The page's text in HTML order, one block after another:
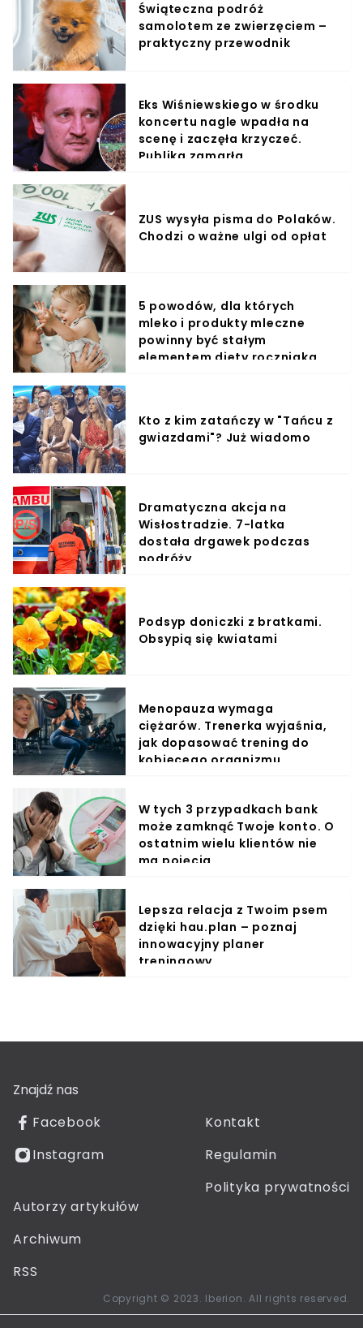
Świąteczna podróż
samolotem ze zwierzęciem –
praktyczny przewodnik
Eks Wiśniewskiego w środku
koncertu nagle wpadła na
scenę i zaczęła krzyczeć.
Publika zamarła
ZUS wysyła pisma do Polaków.
Chodzi o ważne ulgi od opłat
5 powodów, dla których
mleko i produkty mleczne
powinny być stałym
elementem diety roczniaka
Kto z kim zatańczy w "Tańcu z
gwiazdami"? Już wiadomo
Dramatyczna akcja na
Wisłostradzie. 7-latka
dostała drgawek podczas
podróży
Podsyp doniczki z bratkami.
Obsypią się kwiatami
Menopauza wymaga
ciężarów. Trenerka wyjaśnia,
jak dopasować trening do
kobiecego organizmu
W tych 3 przypadkach bank
może zamknąć Twoje konto. O
ostatnim wielu klientów nie
ma pojęcia
Lepsza relacja z Twoim psem
dzięki hau.plan – poznaj
innowacyjny planer
treningowy
Znajdź nas
Facebook
Instagram
Kontakt
Regulamin
Polityka prywatności
Autorzy artykułów
Archiwum
RSS
Copyright © 2023. Iberion. All rights reserved.